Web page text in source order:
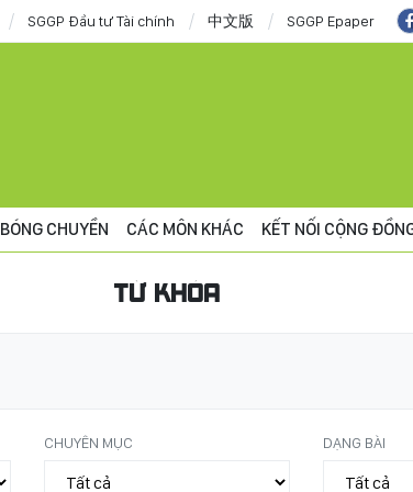
SGGP Đầu tư Tài chính 中文版 SGGP Epaper
BÓNG CHUYỀN CÁC MÔN KHÁC KẾT NỐI CỘNG
TỪ KHÓA
CHUYÊN MỤC DẠNG BÀI